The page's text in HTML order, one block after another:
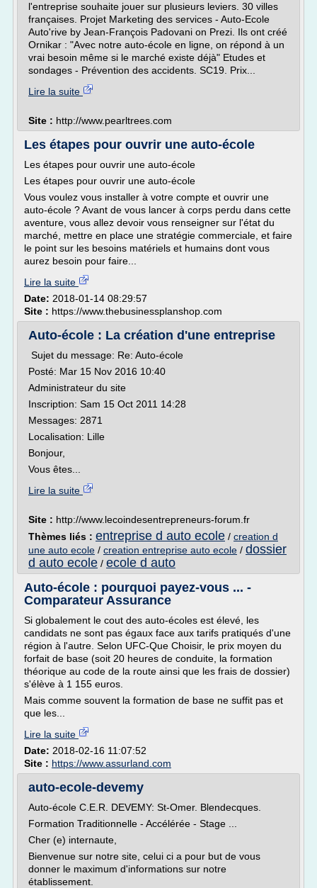
l'entreprise souhaite jouer sur plusieurs leviers. 30 villes
françaises. Projet Marketing des services - Auto-Ecole
Auto'rive by Jean-François Padovani on Prezi. Ils ont créé
Ornikar : "Avec notre auto-école en ligne, on répond à un
vrai besoin même si le marché existe déjà" Etudes et
sondages - Prévention des accidents. SC19. Prix...
Lire la suite
Site : http://www.pearltrees.com
Les étapes pour ouvrir une auto-école
Les étapes pour ouvrir une auto-école
Les étapes pour ouvrir une auto-école
Vous voulez vous installer à votre compte et ouvrir une
auto-école ? Avant de vous lancer à corps perdu dans cette
aventure, vous allez devoir vous renseigner sur l'état du
marché, mettre en place une stratégie commerciale, et faire
le point sur les besoins matériels et humains dont vous
aurez besoin pour faire...
Lire la suite
Date: 2018-01-14 08:29:57
Site : https://www.thebusinessplanshop.com
Auto-école : La création d'une entreprise
Sujet du message: Re: Auto-école
Posté: Mar 15 Nov 2016 10:40
Administrateur du site
Inscription: Sam 15 Oct 2011 14:28
Messages: 2871
Localisation: Lille
Bonjour,
Vous êtes...
Lire la suite
Site : http://www.lecoindesentrepreneurs-forum.fr
Thèmes liés : entreprise d auto ecole / creation d
une auto ecole / creation entreprise auto ecole / dossier
d auto ecole / ecole d auto
Auto-école : pourquoi payez-vous ... -
Comparateur Assurance
Si globalement le cout des auto-écoles est élevé, les
candidats ne sont pas égaux face aux tarifs pratiqués d'une
région à l'autre. Selon UFC-Que Choisir, le prix moyen du
forfait de base (soit 20 heures de conduite, la formation
théorique au code de la route ainsi que les frais de dossier)
s'élève à 1 155 euros.
Mais comme souvent la formation de base ne suffit pas et
que les...
Lire la suite
Date: 2018-02-16 11:07:52
Site : https://www.assurland.com
auto-ecole-devemy
Auto-école C.E.R. DEVEMY: St-Omer. Blendecques.
Formation Traditionnelle - Accélérée - Stage ...
Cher (e) internaute,
Bienvenue sur notre site, celui ci a pour but de vous
donner le maximum d'informations sur notre
établissement.